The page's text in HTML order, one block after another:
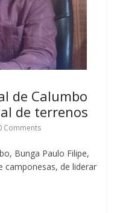
de Calumbo
de terrenos
Comments
Bunga Paulo Filipe,
camponesas, de liderar